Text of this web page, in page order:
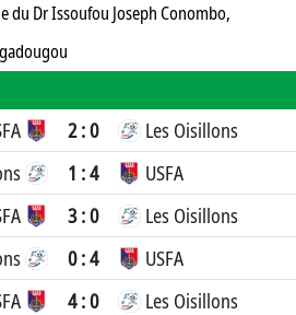
du Dr Issoufou Joseph Conombo,
2 : 0 Les Oisillons
1 : 4 USFA
3 : 0 Les Oisillons
0 : 4 USFA
4 : 0 Les Oisillons